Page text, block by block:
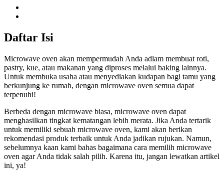
Daftar Isi
Microwave oven akan mempermudah Anda adlam membuat roti,
pastry, kue, atau makanan yang diproses melalui baking lainnya.
Untuk membuka usaha atau menyediakan kudapan bagi tamu yang
berkunjung ke rumah, dengan microwave oven semua dapat
terpenuhi!
Berbeda dengan microwave biasa, microwave oven dapat
menghasilkan tingkat kematangan lebih merata. Jika Anda tertarik
untuk memiliki sebuah microwave oven, kami akan berikan
rekomendasi produk terbaik untuk Anda jadikan rujukan. Namun,
sebelumnya kaan kami bahas bagaimana cara memilih microwave
oven agar Anda tidak salah pilih. Karena itu, jangan lewatkan artikel
ini, ya!